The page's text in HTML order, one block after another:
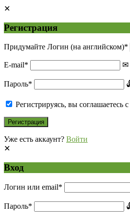
Регистрация
Придумайте Логин (на английском)*
E-mail*
Пароль*
Регистрируясь, вы соглашаетесь с
Уже есть аккаунт? Войти
Вход
Логин или email*
Пароль*